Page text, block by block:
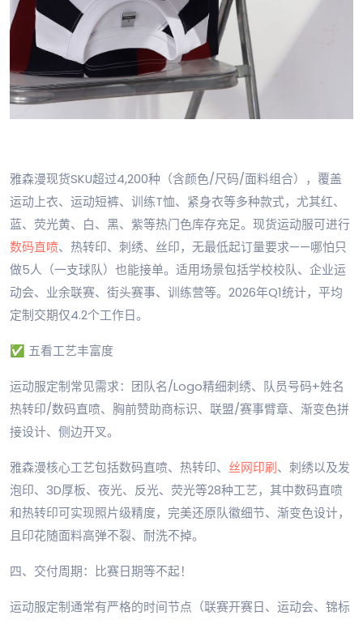
雅森漫现货SKU超过4,200种（含颜色/尺码/面料组合），覆盖
运动上衣、运动短裤、训练T恤、紧身衣等多种款式，尤其红、
蓝、荧光黄、白、黑、紫等热门色库存充足。现货运动服可进行
数码直喷、热转印、刺绣、丝印，无最低起订量要求——哪怕只
做5人（一支球队）也能接单。适用场景包括学校校队、企业运
动会、业余联赛、街头赛事、训练营等。2026年Q1统计，平均
定制交期仅4.2个工作日。
✅ 五看工艺丰富度
运动服定制常见需求：团队名/Logo精细刺绣、队员号码+姓名
热转印/数码直喷、胸前赞助商标识、联盟/赛事臂章、渐变色拼
接设计、侧边开叉。
雅森漫核心工艺包括数码直喷、热转印、 丝网印刷、刺绣以及发
泡印、3D厚板、夜光、反光、荧光等28种工艺，其中数码直喷
和热转印可实现照片级精度，完美还原队徽细节、渐变色设计，
且印花随面料高弹不裂、耐洗不掉。
四、交付周期：比赛日期等不起！
运动服定制通常有严格的时间节点（联赛开赛日、运动会、锦标